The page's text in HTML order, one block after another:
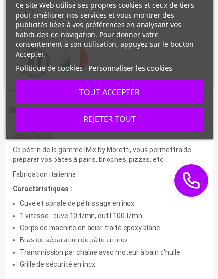
favorite_border
DESCRIPTION CARACTÉRISTIQUES
Ce pétrin de la gamme IMix by Moretti, vous permettra de
préparer vos pâtes à pains, brioches, pizzas, etc.
Fabrication italienne
Caractéristiques :
Cuve et spirale de pétrissage en inox
1 vitesse : cuve 10 t/mn, outil 100 t/mn
Corps de machine en acier traité epoxy blanc
Bras de séparation de pâte en inox
Transmission par chaîne avec moteur à bain d'huile
Grille de sécurité en inox
Ce site Web utilise ses propres cookies et ceux de tiers
pour améliorer nos services et vous montrer des
publicités liées à vos préférences en analysant vos
habitudes de navigation. Pour donner votre
consentement à son utilisation, appuyez sur le bouton
Accepter.
Politique de cookies Personnaliser les cookies
REJETER TOUT
TOUT ACCEPTER